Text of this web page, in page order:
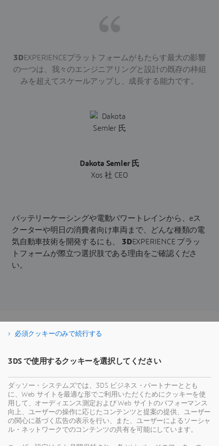
3D EXPERIENCEプラットフォームがもたらす最大の影響
の一つは、我々のエンジニアリングと設計の既存の枠組
みを超えてスケールアップし、成長する能力です。
Dakota Semler 氏
Xos 社 CEO
バッテリーケーシングや電動パワートレインから、eス
クーターや明日の消費者向け車両まで、どんな種類の電
気自動車技術を開発するにも、 3DEXPERIENCE プラッ
トフォームが際立つ選択肢である理由をご確認くださ
い。
ダウンロードはこちら
必須クッキーのみで続行する
3DS で使用するクッキーを選択してください
ダッソー・システムズでは、3DS ビジネス・パートナーととも
に、Web サイトを最適な形でご利用いただくためにクッキーを使
用して、オーディエンス測定および Web サイトのパフォーマンス
向上、ユーザーの操作に応じたコンテンツと提案の提供、ユーザー
の関心に基づく広告の表示を行い、また、ユーザーによるソーシャ
ル・ネットワークでのコンテンツの共有を可能にしています。